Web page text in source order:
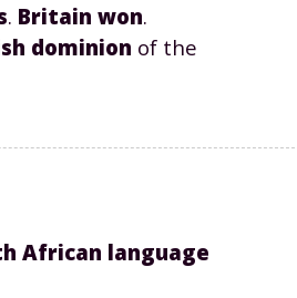
. Britain won.
dominion of the
African language
?